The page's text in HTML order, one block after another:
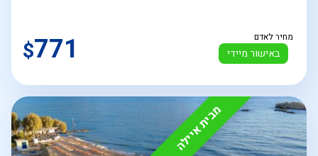
באישור מיידי
מחיר לאדם $771
מבית איילה